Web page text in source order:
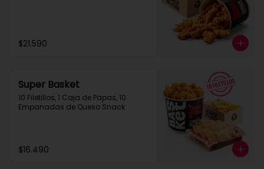
$21.590
Super Basket
10 Filetillos, 1 Caja de Papas, 10
Empanadas de Queso Snack
$16.490